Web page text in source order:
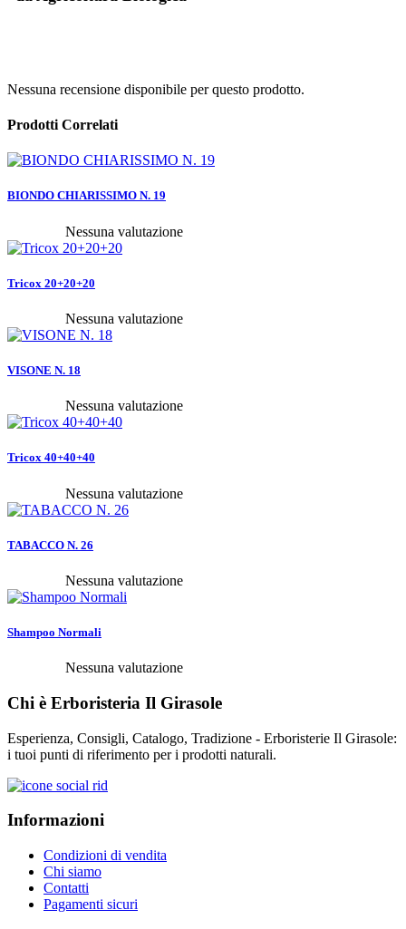
Nessuna recensione disponibile per questo prodotto.
Prodotti Correlati
BIONDO CHIARISSIMO N. 19
Nessuna valutazione
Tricox 20+20+20
Nessuna valutazione
VISONE N. 18
Nessuna valutazione
Tricox 40+40+40
Nessuna valutazione
TABACCO N. 26
Nessuna valutazione
Shampoo Normali
Nessuna valutazione
Chi è Erboristeria Il Girasole
Esperienza, Consigli, Catalogo, Tradizione - Erboristerie Il Girasole:
i tuoi punti di riferimento per i prodotti naturali.
Informazioni
Condizioni di vendita
Chi siamo
Contatti
Pagamenti sicuri